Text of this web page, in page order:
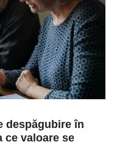
despăgubire în
ce valoare se